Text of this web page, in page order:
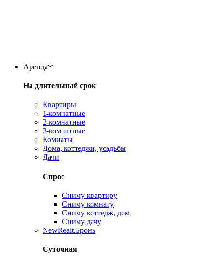
Аренда
На длительный срок
Квартиры
1-комнатные
2-комнатные
3-комнатные
Комнаты
Дома, коттеджи, усадьбы
Дачи
Спрос
Сниму квартиру
Сниму комнату
Сниму коттедж, дом
Сниму дачу
NewRealt.Бронь
Суточная